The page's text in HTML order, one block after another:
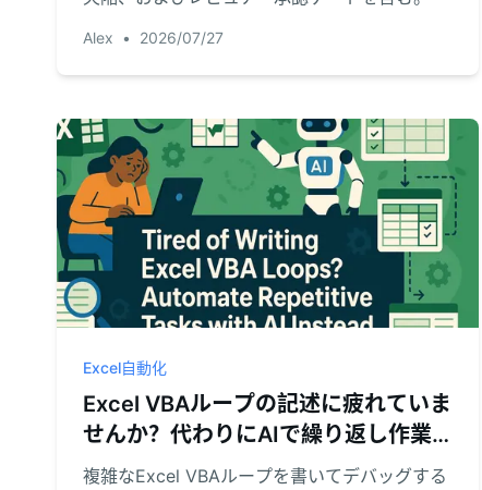
Alex • 2026/07/27
Excel自動化
Excel VBAループの記述に疲れていま
せんか？代わりにAIで繰り返し作業
を自動化しましょう
複雑なExcel VBAループを書いてデバッグする